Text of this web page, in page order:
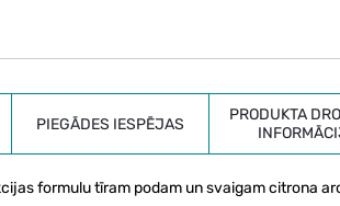
PIEGĀDES IESPĒJAS
PRODUKTA
formulu tīram podam un svaigam citrona